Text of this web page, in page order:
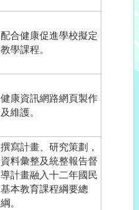
配合健康促進學校擬定
教學課程。
健康資訊網路網頁製作
及維護。
撰寫計畫、研究策劃，
資料彙整及統整報告督
導計畫融入十二年國民
基本教育課程綱要總
綱。